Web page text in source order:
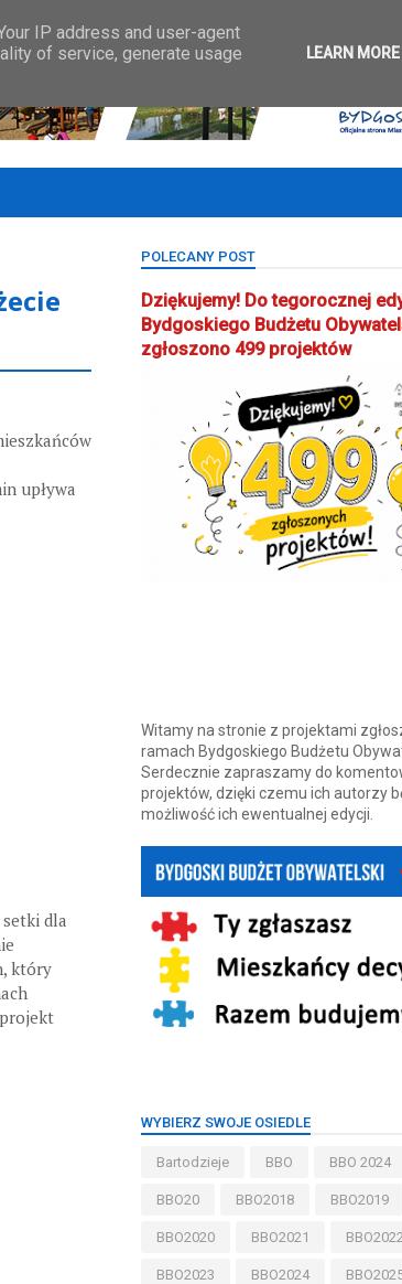
upływa
dla
który
POLECANY POST
Dziękujemy! Do tegorocznej
Bydgoskiego Budżetu
zgłoszono 499 projektów
Witamy na stronie z projektami
ramach Bydgoskiego Budżetu
Serdecznie zapraszamy do
projektów, dzięki czemu ich autorzy
możliwość ich ewentualnej edycji.
WYBIERZ SWOJE OSIEDLE
Bartodzieje BBO BBO 2024
BBO20 BBO2018 BBO2019
BBO2020 BBO2021 BBO2022
BBO2023 BBO2024
IP address and user-agent
of service, generate usage
LEARN MORE